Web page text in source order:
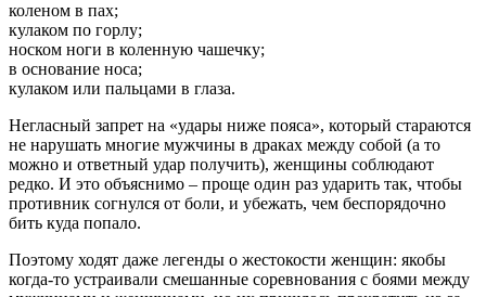
коленом в пах;
кулаком по горлу;
носком ноги в коленную чашечку;
в основание носа;
кулаком или пальцами в глаза.
Негласный запрет на «удары ниже пояса», который стараются
не нарушать многие мужчины в драках между собой (а то
можно и ответный удар получить), женщины соблюдают
редко. И это объяснимо – проще один раз ударить так, чтобы
противник согнулся от боли, и убежать, чем беспорядочно
бить куда попало.
Поэтому ходят даже легенды о жестокости женщин: якобы
когда-то устраивали смешанные соревнования с боями между